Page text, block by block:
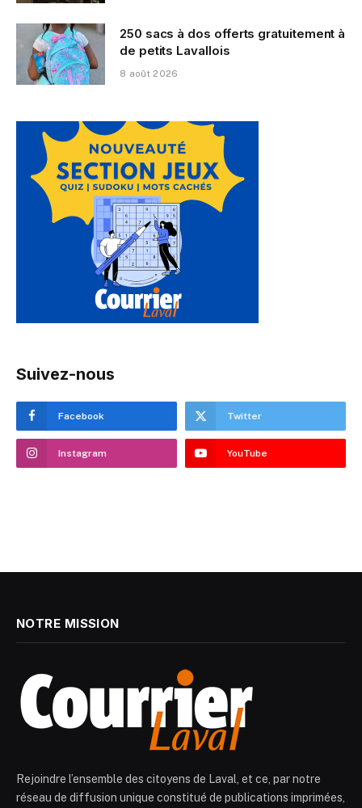
250 sacs à dos offerts gratuitement à
de petits Lavallois
8 août 2026
Suivez-nous
Facebook Twitter
Instagram YouTube
NOTRE MISSION
Rejoindre l’ensemble des citoyens de Laval, et ce, par notre
réseau de diffusion unique constitué de publications imprimées,